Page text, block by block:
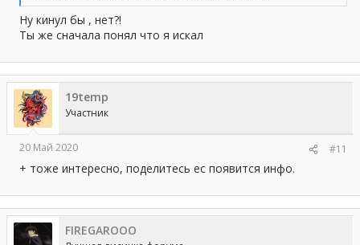
Ну кинул бы , нет?!
Ты же сначала понял что я искал
19temp
Участник
20 Май 2020 #11
+ тоже интересно, поделитесь ес появится инфо.
FIREGAROOO